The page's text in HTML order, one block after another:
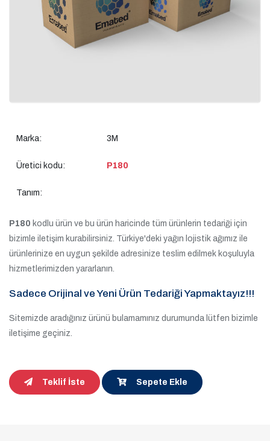
Marka: 3M
Üretici kodu: P180
Tanım:
P180 kodlu ürün ve bu ürün haricinde tüm ürünlerin tedariği için
bizimle iletişim kurabilirsiniz. Türkiye'deki yağın lojistik ağımız ile
ürünlerinize en uygun şekilde adresinize teslim edilmek koşuluyla
hizmetlerimizden yararlanın.
Sadece Orijinal ve Yeni Ürün Tedariği Yapmaktayız!!!
Sitemizde aradığınız ürünü bulamamınız durumunda lütfen bizimle
iletişime geçiniz.
Teklif İste Sepete Ekle